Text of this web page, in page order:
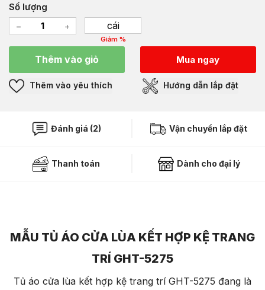
Số lượng
cái
Giảm %
Thêm vào giỏ Mua ngay
Thêm vào yêu thích Hướng dẫn lắp đặt
Đánh giá (2) Vận chuyển lắp đặt
Thanh toán Dành cho đại lý
MẪU TỦ ÁO CỬA LÙA KẾT HỢP KỆ TRANG
TRÍ GHT-5275
Tủ áo cửa lùa kết hợp kệ trang trí GHT-5275 đang là